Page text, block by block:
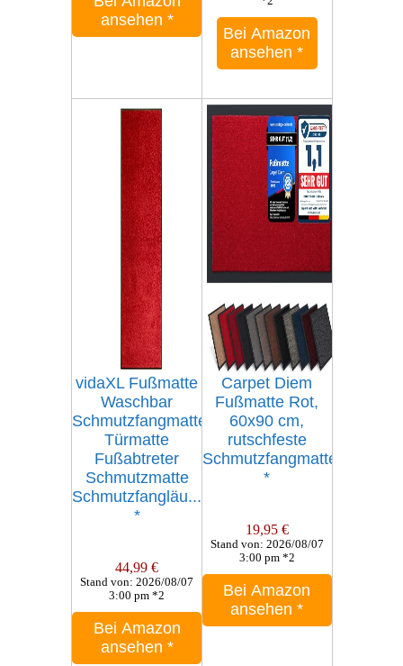
ansehen *
Bei Amazon
ansehen*
vidaXL Fußmatte
Waschbar
Schmutzfangmatte
Türmatte
Fußabtreter
Schmutzmatte
Schmutzfangläu...
*
44,99 €
Stand von: 2026/08/07
3:00 pm *2
Bei Amazon
ansehen *
Carpet Diem
Fußmatte Rot,
60x90 cm,
rutschfeste
Schmutzfangmatte
*
19,95 €
Stand von: 2026/08/07
3:00 pm *2
Bei Amazon
ansehen*